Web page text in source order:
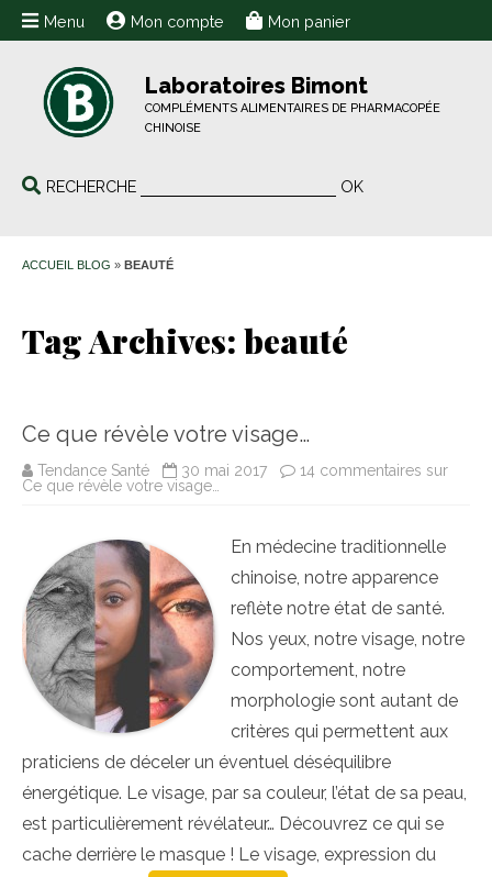
Laboratoires Bimont
COMPLÉMENTS ALIMENTAIRES DE PHARMACOPÉE
CHINOISE
RECHERCHE OK
ACCUEIL BLOG » BEAUTÉ
Tag Archives:beauté
Ce que révèle votre visage…
Tendance Santé 30 mai 2017 14 commentaires sur
Ce que révèle votre visage…
En médecine traditionnelle
chinoise, notre apparence
reflète notre état de santé.
Nos yeux, notre visage, notre
comportement, notre
morphologie sont autant de
critères qui permettent aux
praticiens de déceler un éventuel déséquilibre
énergétique. Le visage, par sa couleur, l’état de sa peau,
est particulièrement révélateur… Découvrez ce qui se
cache derrière le masque ! Le visage, expression du
Menu Mon compte Mon panier